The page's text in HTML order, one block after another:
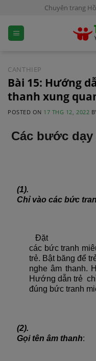
Chuyên trang
CANTHIEP
Bài 15: Hướng
thanh xung
POSTED ON 17 THG 12, 2022
Các bước dạy
(1).
Chỉ vào các bức
Đặt
các bức tranh
trẻ. Bật băng để
nghe âm thanh.
Hướng dẫn trẻ
đúng bức tranh
(2).
Gọi tên âm thanh: